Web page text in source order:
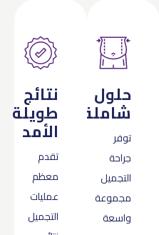
حلول
شاملة
توفر
جراحة
التجميل
مجموعة
واسعة
نتائج
طويلة
الأمد
تقدم
معظم
عمليات
التجميل